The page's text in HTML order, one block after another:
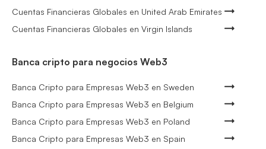
Cuentas Financieras Globales en United Arab Emirates
Cuentas Financieras Globales en Virgin Islands
Banca cripto para negocios Web3
Banca Cripto para Empresas Web3 en Sweden
Banca Cripto para Empresas Web3 en Belgium
Banca Cripto para Empresas Web3 en Poland
Banca Cripto para Empresas Web3 en Spain